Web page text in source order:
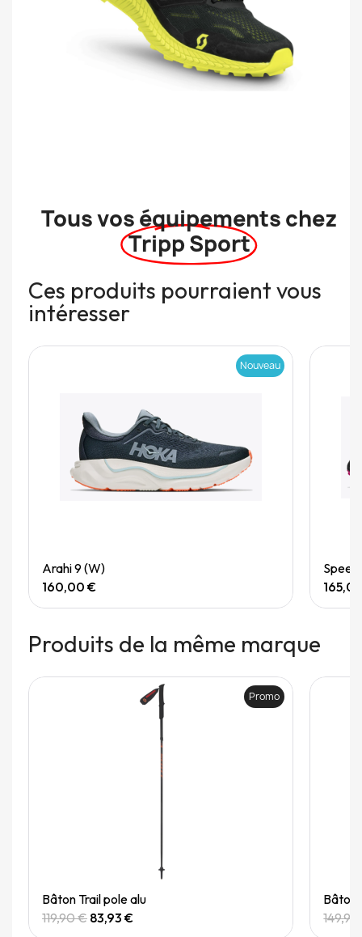
Tous vos équipements chez
Tripp Sport
Ces produits pourraient vous
intéresser
Nouveau
Arahi 9 (W)
160,00 €
Produits de la même marque
Quick View
Promo
Bâton Trail pole alu
119,90 € 83,93 €
Bâton